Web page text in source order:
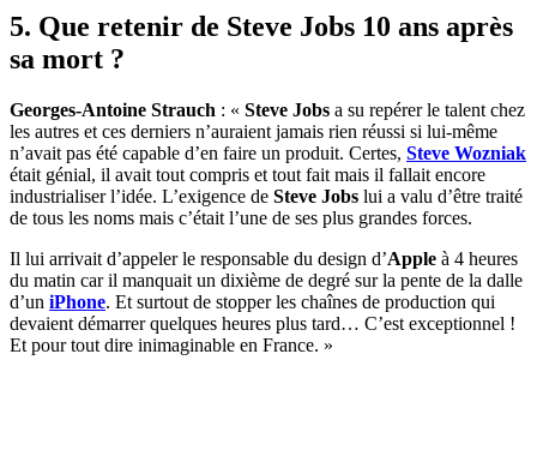
5. Que retenir de Steve Jobs 10 ans après
sa mort ?
Georges-Antoine Strauch : « Steve Jobs a su repérer le talent chez
les autres et ces derniers n’auraient jamais rien réussi si lui-même
n’avait pas été capable d’en faire un produit. Certes, Steve Wozniak
était génial, il avait tout compris et tout fait mais il fallait encore
industrialiser l’idée. L’exigence de Steve Jobs lui a valu d’être traité
de tous les noms mais c’était l’une de ses plus grandes forces.
Il lui arrivait d’appeler le responsable du design d’Apple à 4 heures
du matin car il manquait un dixième de degré sur la pente de la dalle
d’un iPhone. Et surtout de stopper les chaînes de production qui
devaient démarrer quelques heures plus tard… C’est exceptionnel !
Et pour tout dire inimaginable en France. »